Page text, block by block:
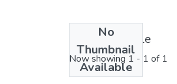
No
Thumbnail
Available
License bundle
Now showing 1 - 1 of 1